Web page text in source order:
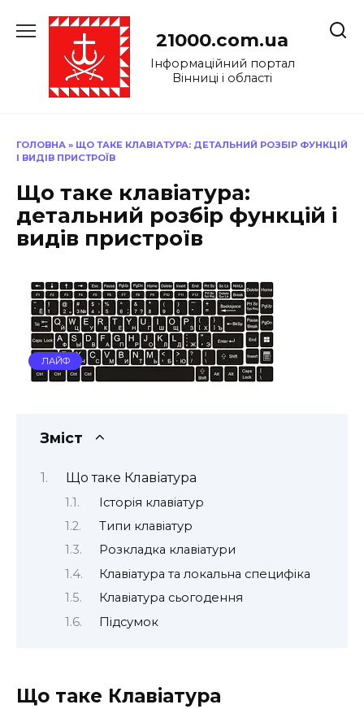
до
21000.com.ua
Інформаційний портал
Вінниці і області
ГОЛОВНА » ЩО ТАКЕ КЛАВІАТУРА: ДЕТАЛЬНИЙ РОЗБІР ФУНКЦІЙ
І ВИДІВ ПРИСТРОЇВ
Що таке клавіатура:
детальний розбір функцій і
видів пристроїв
ЛАЙФ
Зміст
Що таке Клавіатура
Історія клавіатур
Типи клавіатур
Розкладка клавіатури
Клавіатура та локальна специфіка
Клавіатура сьогодення
Підсумок
Що таке Клавіатура